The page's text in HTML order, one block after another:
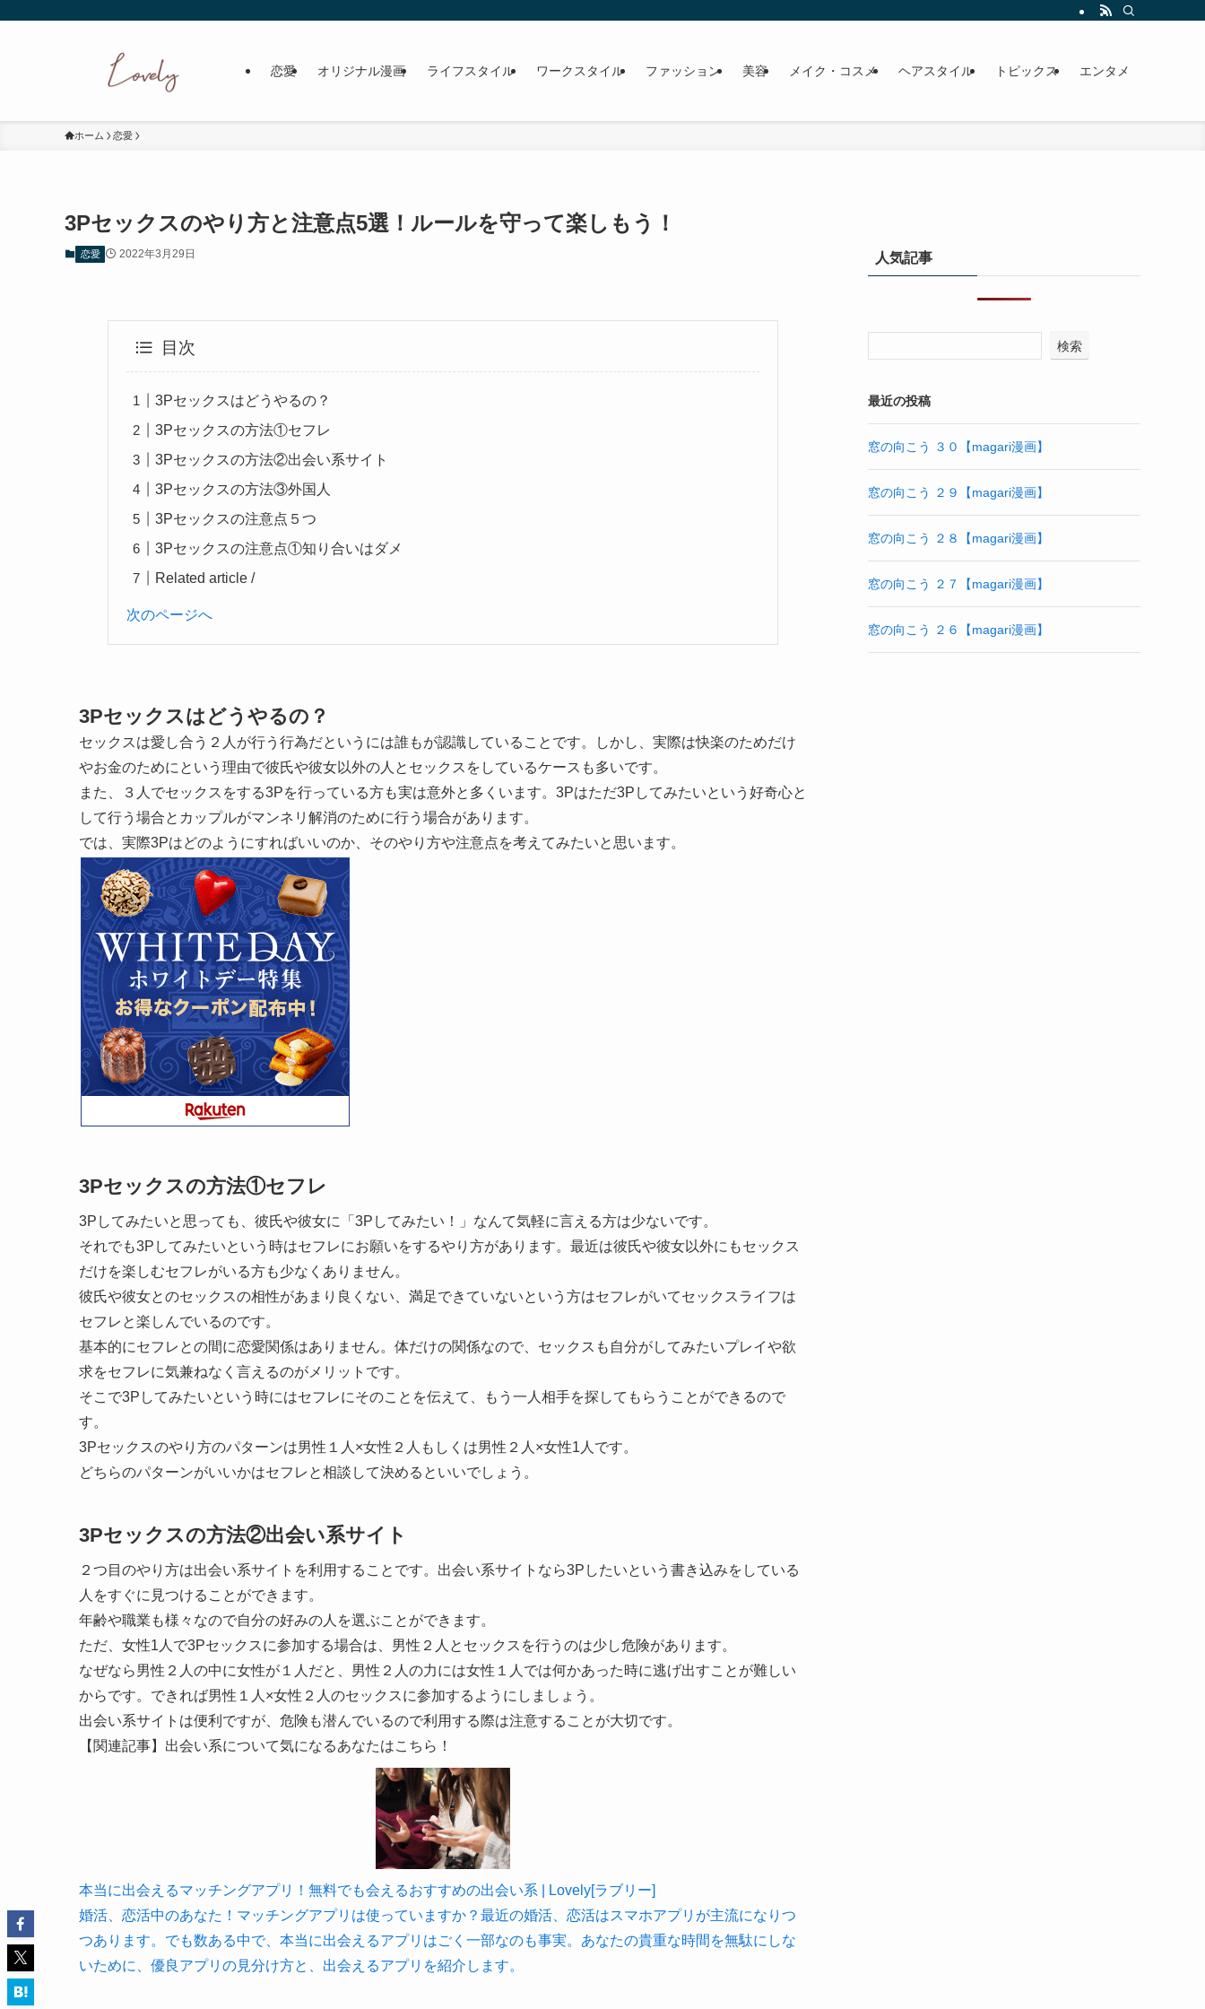
恋愛 オリジナル漫画 ライフスタイル ワークスタイル ファッション 美容 メイク・コスメ ヘアスタイル トピックス エンタメ
ホーム 恋愛
3Pセックスのやり方と注意点5選！ルールを守って楽しもう！
恋愛 2022年3月29日
目次
3Pセックスはどうやるの？
3Pセックスの方法①セフレ
3Pセックスの方法②出会い系サイト
3Pセックスの方法③外国人
3Pセックスの注意点５つ
3Pセックスの注意点①知り合いはダメ
Related article /
次のページへ
3Pセックスはどうやるの？
セックスは愛し合う２人が行う行為だというには誰もが認識していることです。しかし、実際は快楽のためだけ
やお金のためにという理由で彼氏や彼女以外の人とセックスをしているケースも多いです。
また、３人でセックスをする3Pを行っている方も実は意外と多くいます。3Pはただ3Pしてみたいという好奇心と
して行う場合とカップルがマンネリ解消のために行う場合があります。
では、実際3Pはどのようにすればいいのか、そのやり方や注意点を考えてみたいと思います。
3Pセックスの方法①セフレ
3Pしてみたいと思っても、彼氏や彼女に「3Pしてみたい！」なんて気軽に言える方は少ないです。
それでも3Pしてみたいという時はセフレにお願いをするやり方があります。最近は彼氏や彼女以外にもセックス
だけを楽しむセフレがいる方も少なくありません。
彼氏や彼女とのセックスの相性があまり良くない、満足できていないという方はセフレがいてセックスライフは
セフレと楽しんでいるのです。
基本的にセフレとの間に恋愛関係はありません。体だけの関係なので、セックスも自分がしてみたいプレイや欲
求をセフレに気兼ねなく言えるのがメリットです。
そこで3Pしてみたいという時にはセフレにそのことを伝えて、もう一人相手を探してもらうことができるので
す。
3Pセックスのやり方のパターンは男性１人×女性２人もしくは男性２人×女性1人です。
どちらのパターンがいいかはセフレと相談して決めるといいでしょう。
3Pセックスの方法②出会い系サイト
２つ目のやり方は出会い系サイトを利用することです。出会い系サイトなら3Pしたいという書き込みをしている
人をすぐに見つけることができます。
年齢や職業も様々なので自分の好みの人を選ぶことができます。
ただ、女性1人で3Pセックスに参加する場合は、男性２人とセックスを行うのは少し危険があります。
なぜなら男性２人の中に女性が１人だと、男性２人の力には女性１人では何かあった時に逃げ出すことが難しい
からです。できれば男性１人×女性２人のセックスに参加するようにしましょう。
出会い系サイトは便利ですが、危険も潜んでいるので利用する際は注意することが大切です。
【関連記事】出会い系について気になるあなたはこちら！
本当に出会えるマッチングアプリ！無料でも会えるおすすめの出会い系 | Lovely[ラブリー]
婚活、恋活中のあなた！マッチングアプリは使っていますか？最近の婚活、恋活はスマホアプリが主流になりつ
つあります。でも数ある中で、本当に出会えるアプリはごく一部なのも事実。あなたの貴重な時間を無駄にしな
いために、優良アプリの見分け方と、出会えるアプリを紹介します。
人気記事
検索
最近の投稿
窓の向こう ３０【magari漫画】
窓の向こう ２９【magari漫画】
窓の向こう ２８【magari漫画】
窓の向こう ２７【magari漫画】
窓の向こう ２６【magari漫画】